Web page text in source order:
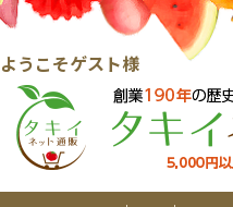
ようこそゲスト様